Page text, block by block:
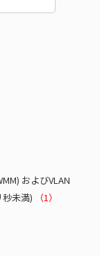
およびVLAN
未満)
（1）